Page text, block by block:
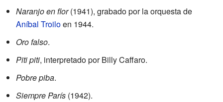
Naranjo en flor(1941), grabado por la orquesta de
Aníbal Troiloen 1944.
Oro falso.
Piti piti, interpretado por Billy Caffaro.
Pobre piba.
Siempre París (1942).